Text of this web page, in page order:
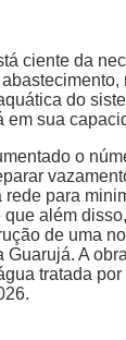
ciente da
do
em sua
o
para
além
de uma
A
tratada